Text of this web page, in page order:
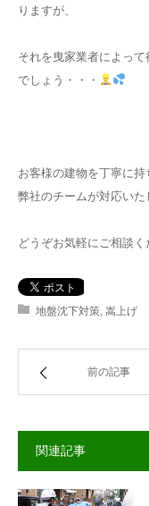
りますが、
それを曳家業者によっ
でしょう・・・
お客様の建物を丁寧に
弊社のチームが対応いた
どうぞお気軽にご相談く
地盤沈下対策 嵩上げ
前の記事
関連記事